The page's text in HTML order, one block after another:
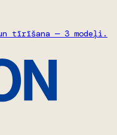
tīrīšana — 3 modeļi.